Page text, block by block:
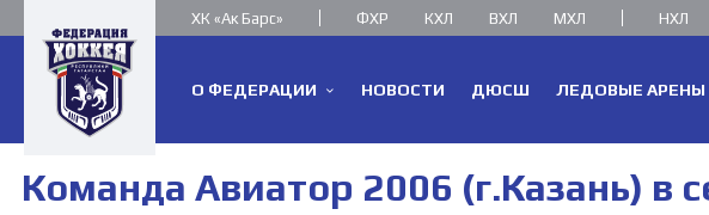
ХК «Ак Барс» ФХР КХЛ ВХЛ МХЛ НХЛ
О ФЕДЕРАЦИИ НОВОСТИ ДЮСШ ЛЕДОВЫЕ АРЕНЫ
Команда Авиатор 2006 (г.Казань) в